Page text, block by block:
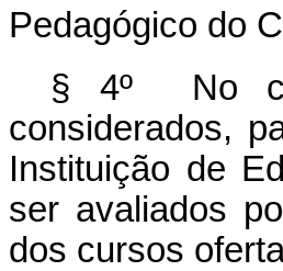
Pedagógico do
§ 4º No
considerados,
Instituição de
ser avaliados
dos cursos